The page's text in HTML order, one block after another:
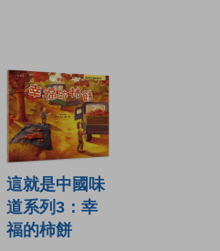
這就是中國味
道系列3：幸
福的柿餅